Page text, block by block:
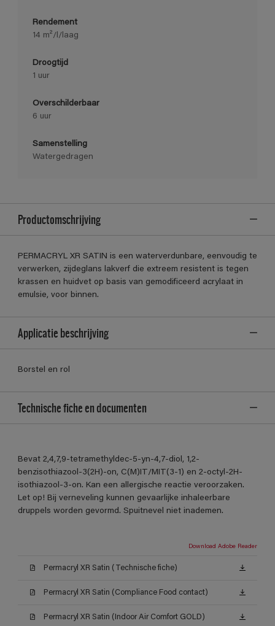
Rendement
14 m²/l/laag
Droogtijd
1 uur
Overschilderbaar
6 uur
Samenstelling
Watergedragen
Productomschrijving
PERMACRYL XR SATIN is een waterverdunbare, eenvoudig te
verwerken, zijdeglans lakverf die extreem resistent is tegen
krassen en huidvet op basis van gemodificeerd acrylaat in
emulsie, voor binnen.
Applicatie beschrijving
Borstel en rol
Technische fiche en documenten
Bevat 2,4,7,9-tetramethyldec-5-yn-4,7-diol, 1,2-
benzisothiazool-3(2H)-on, C(M)IT/MIT(3-1) en 2-octyl-2H-
isothiazool-3-on. Kan een allergische reactie veroorzaken.
Let op! Bij verneveling kunnen gevaarlijke inhaleerbare
druppels worden gevormd. Spuitnevel niet inademen.
Download Adobe Reader
Permacryl XR Satin (Technische fiche)
Permacryl XR Satin (Compliance Food contact)
Permacryl XR Satin (Indoor Air Comfort GOLD)